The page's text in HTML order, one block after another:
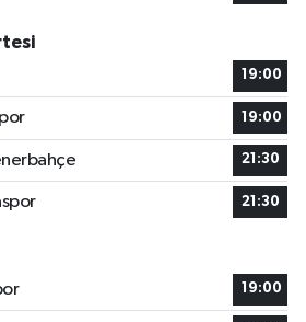
19:00
19:00
21:30
21:30
19:00